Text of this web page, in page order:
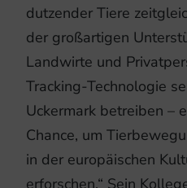
dutzender Tiere
der großartigen
Landwirte und
Tracking-Technologie
Uckermark betreiben –
Chance, um
in der europäischen
erforschen.“ Sein